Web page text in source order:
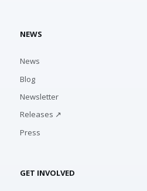
NEWS
News
Blog
Newsletter
Releases ↗
Press
GET INVOLVED